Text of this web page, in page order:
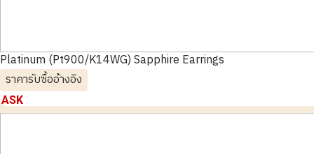
Platinum (Pt900/K14WG) Sapphire Earrings
ราคารับซื้ออ้างอิง
ASK